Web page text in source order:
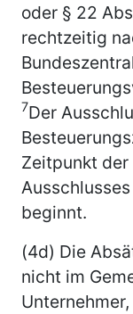
oder § 22
rechtzeitig
7Der
Zeitpunkt der
beginnt.
(4d) Die
nicht im